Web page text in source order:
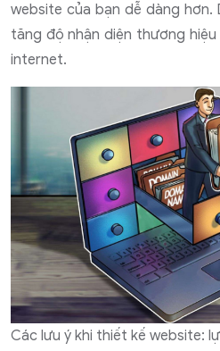
website của bạn dễ dàng hơn.
tăng độ nhận diện thương
internet.
Các lưu ý khi thiết kế website: